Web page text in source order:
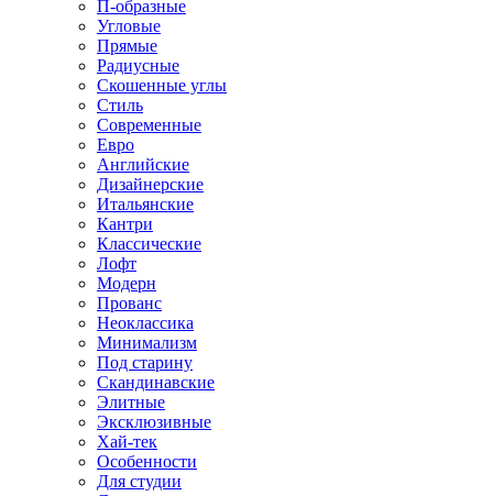
П-образные
Угловые
Прямые
Радиусные
Скошенные углы
Стиль
Современные
Евро
Английские
Дизайнерские
Итальянские
Кантри
Классические
Лофт
Модерн
Прованс
Неоклассика
Минимализм
Под старину
Скандинавские
Элитные
Эксклюзивные
Хай-тек
Особенности
Для студии